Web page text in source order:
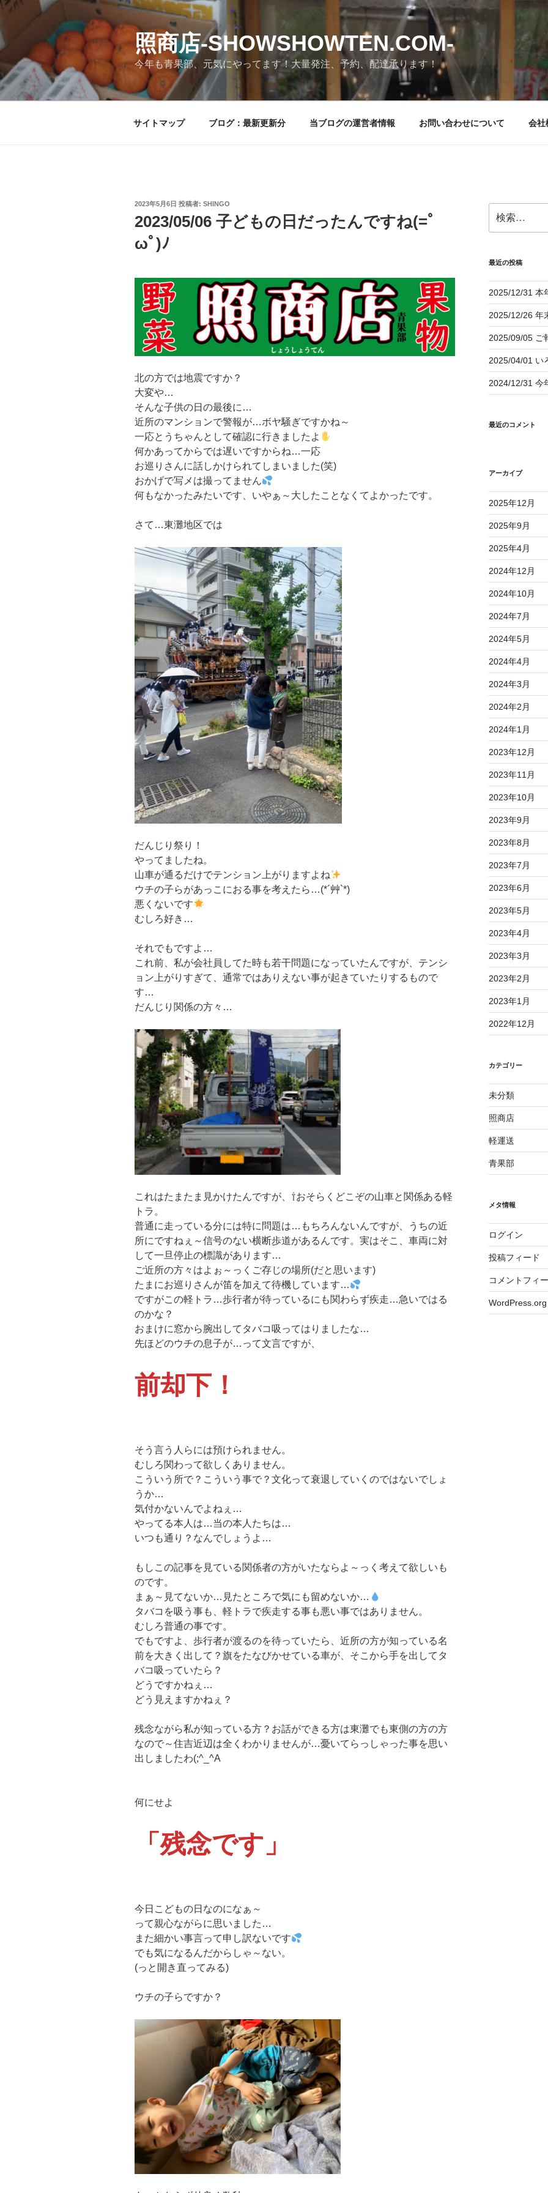
コ
テ
ン
ツ
へ
ス
照商店-SHOWSHOWTEN.COM-
今年も青果部、元気にやってます！大量発注、予約、配達承ります！
サイトマップ ブログ：最新更新分 当ブログの運営者情報 お問い合わせについて 会社
投
日:
2023年5月6日 投稿者: SHINGO
2023/05/06 子どもの日だったんですね(=ﾟ
ωﾟ)ﾉ
北の方では地震ですか？
大変や…
そんな子供の日の最後に…
近所のマンションで警報が…ボヤ騒ぎですかね～
一応とうちゃんとして確認に行きましたよ
何かあってからでは遅いですからね…一応
お巡りさんに話しかけられてしまいました(笑)
おかげで写メは撮ってません
何もなかったみたいです、いやぁ～大したことなくてよかったです。
さて…東灘地区では
だんじり祭り！
やってましたね。
山車が通るだけでテンション上がりますよね
ウチの子らがあっこにおる事を考えたら…(*´艸`*)
悪くないです
むしろ好き…
それでもですよ…
これ前、私が会社員してた時も若干問題になっていたんですが、テンシ
ョン上がりすぎて、通常ではありえない事が起きていたりするもので
す…
だんじり関係の方々…
これはたまたま見かけたんですが、⇧おそらくどこぞの山車と関係ある軽
トラ。
普通に走っている分には特に問題は…もちろんないんですが、うちの近
所にですねぇ～信号のない横断歩道があるんです。実はそこ、車両に対
して一旦停止の標識があります…
ご近所の方々はよぉ～っくご存じの場所(だと思います)
たまにお巡りさんが笛を加えて待機しています…
ですがこの軽トラ…歩行者が待っているにも関わらず疾走…急いではる
のかな？
おまけに窓から腕出してタバコ吸ってはりましたな…
先ほどのウチの息子が…って文言ですが、
前却下！
そう言う人らには預けられません。
むしろ関わって欲しくありません。
こういう所で？こういう事で？文化って衰退していくのではないでしょ
うか…
気付かないんでよねぇ…
やってる本人は…当の本人たちは…
いつも通り？なんでしょうよ…
もしこの記事を見ている関係者の方がいたならよ～っく考えて欲しいも
のです。
まぁ～見てないか…見たところで気にも留めないか…
タバコを吸う事も、軽トラで疾走する事も悪い事ではありません。
むしろ普通の事です。
でもですよ、歩行者が渡るのを待っていたら、近所の方が知っている名
前を大きく出して？旗をたなびかせている車が、そこから手を出してタ
バコ吸っていたら？
どうですかねぇ…
どう見えますかねぇ？
残念ながら私が知っている方？お話ができる方は東灘でも東側の方の方
なので～住吉近辺は全くわかりませんが…憂いてらっしゃった事を思い
出しましたわ(;^_^A
何にせよ
「残念です」
今日こどもの日なのになぁ～
って親心ながらに思いました…
また細かい事言って申し訳ないです
でも気になるんだからしゃ～ない。
(っと開き直ってみる)
ウチの子らですか？
索:
最近の投稿
2025/12/31 本
2025/12/26 年
2025/09/05 ご
2025/04/01 い
2024/12/31 今
最近のコメント
アーカイブ
2025年12月
2025年9月
2025年4月
2024年12月
2024年10月
2024年7月
2024年5月
2024年4月
2024年3月
2024年2月
2024年1月
2023年12月
2023年11月
2023年10月
2023年9月
2023年8月
2023年7月
2023年6月
2023年5月
2023年4月
2023年3月
2023年2月
2023年1月
2022年12月
カテゴリー
未分類
照商店
軽運送
青果部
メタ情報
ログイン
投稿フィード
コメントフィ
WordPress.org